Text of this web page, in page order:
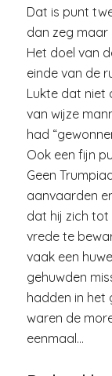
Dat is punt
dan zeg maar
Het doel van
einde van de
Lukte dat niet
van wijze
had
Ook een fijn
Geen
aanvaarden
dat hij zich tot
vrede te
vaak een
gehuwden
hadden in het
waren de
eenmaal…